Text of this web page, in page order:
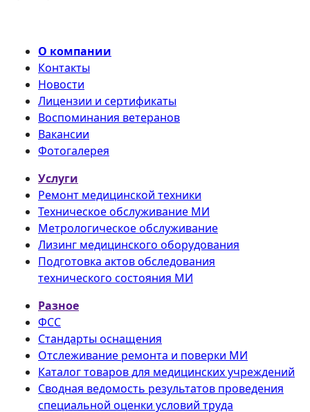
О компании
Контакты
Новости
Лицензии и сертификаты
Воспоминания ветеранов
Вакансии
Фотогалерея
Услуги
Ремонт медицинской техники
Техническое обслуживание МИ
Метрологическое обслуживание
Лизинг медицинского оборудования
Подготовка актов обследования
технического состояния МИ
Разное
ФСС
Стандарты оснащения
Отслеживание ремонта и поверки МИ
Каталог товаров для медицинских учреждений
Сводная ведомость результатов проведения
специальной оценки условий труда